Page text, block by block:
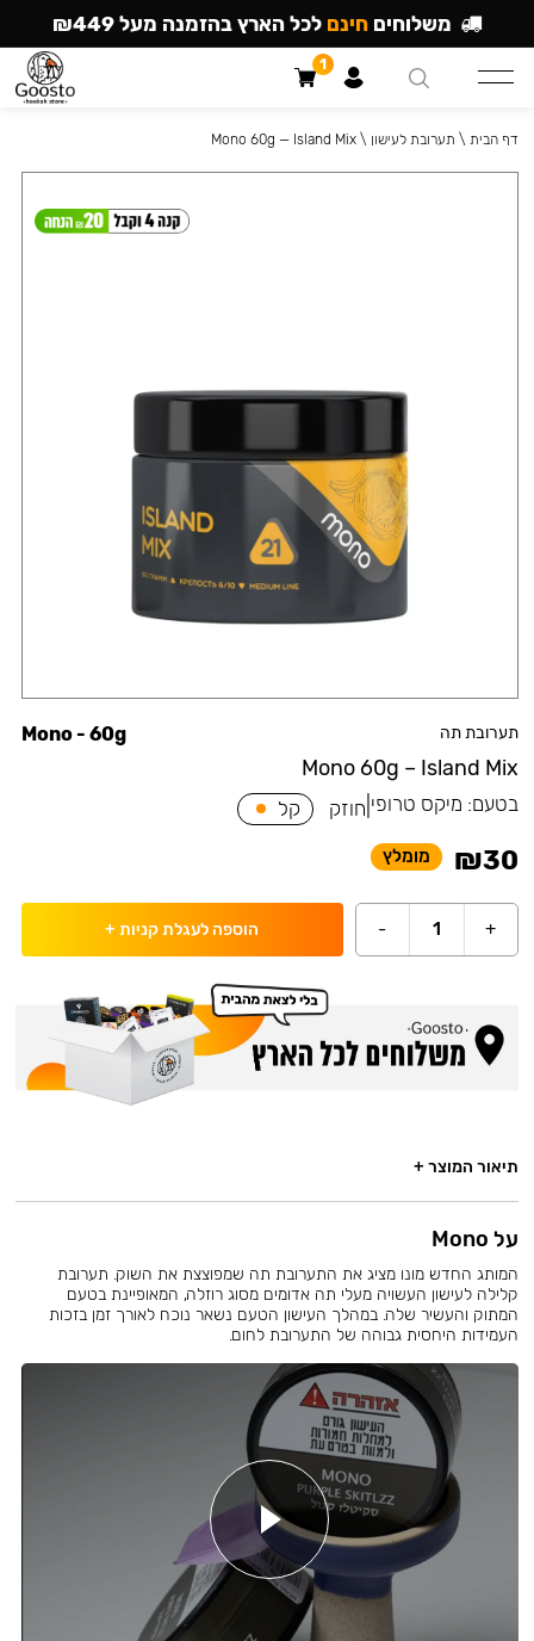
תערובת תה
Mono 60g – Island Mix
Mono - 60g
בטעם: מיקס טרופי חוזק קל
₪30 מומלץ
+
1
- הוספה לעגלת קניות +
דף הבית \ תערובת לעישון \
Mono 60g — Island Mix
תיאור המוצר +
על Mono
המותג החדש מונו מציג את התערובת תה שמפוצצת את השוק. תערובת
קלילה לעישון העשויה מעלי תה אדומים מסוג רוזלה, המאופיינת בטעם
המתוק והעשיר שלה. במהלך העישון הטעם נשאר נוכח לאורך זמן בזכות
העמידות היחסית גבוהה של התערובת לחום.
משלוחים חינם לכל הארץ בהזמנה מעל ₪449
1